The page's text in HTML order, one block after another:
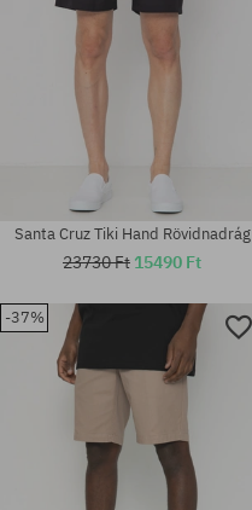
Elérhető méretek:
Santa Cruz Tiki Hand Rövidnadrág
23730 Ft 15490 Ft
-37%